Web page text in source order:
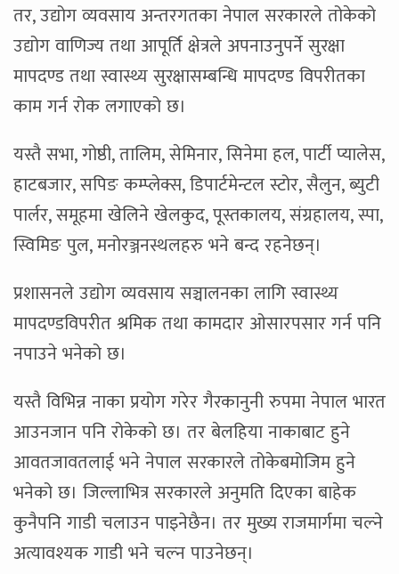
तर, उद्योग व्यवसाय अन्तरगतका नेपाल सरकारले तोकेको
उद्योग वाणिज्य तथा आपूर्ति क्षेत्रले अपनाउनुपर्ने सुरक्षा
मापदण्ड तथा स्वास्थ्य सुरक्षासम्बन्धि मापदण्ड विपरीतका
काम गर्न रोक लगाएको छ।
यस्तै सभा, गोष्ठी, तालिम, सेमिनार, सिनेमा हल, पार्टी प्यालेस,
हाटबजार, सपिङ कम्प्लेक्स, डिपार्टमेन्टल स्टोर, सैलुन, ब्युटी
पार्लर, समूहमा खेलिने खेलकुद, पूस्तकालय, संग्रहालय, स्पा,
स्विमिङ पुल, मनोरञ्जनस्थलहरु भने बन्द रहनेछन्।
प्रशासनले उद्योग व्यवसाय सञ्चालनका लागि स्वास्थ्य
मापदण्डविपरीत श्रमिक तथा कामदार ओसारपसार गर्न पनि
नपाउने भनेको छ।
यस्तै विभिन्न नाका प्रयोग गरेर गैरकानुनी रुपमा नेपाल भारत
आउनजान पनि रोकेको छ। तर बेलहिया नाकाबाट हुने
आवतजावतलाई भने नेपाल सरकारले तोकेबमोजिम हुने
भनेको छ। जिल्लाभित्र सरकारले अनुमति दिएका बाहेक
कुनैपनि गाडी चलाउन पाइनेछैन। तर मुख्य राजमार्गमा चल्ने
अत्यावश्यक गाडी भने चल्न पाउनेछन्।